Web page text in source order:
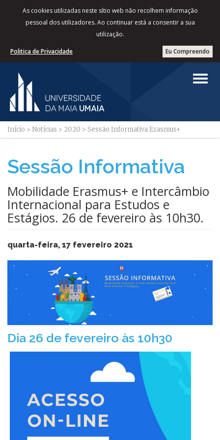
As cookies utilizadas neste sítio web não recolhem informação
pessoal dos utilizadores. Ao continuar está a consentir a sua
utilização.
Eu Compreendo
Politica de Privacidade
Início > Notícias > 2020 > Sessão Informativa Erasmus+
Sessão Informativa
Mobilidade Erasmus+ e Intercâmbio
Internacional para Estudos e
Estágios. 26 de fevereiro às 10h30.
quarta-feira, 17 fevereiro 2021
​Dia 26 de fevereiro às 10h30